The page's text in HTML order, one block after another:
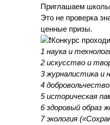
Приглашаем
Это не проверка
ценные призы.
Конкурс
1 наука и
2 искусство и
3 журналистика и
4
5 историческая
6 здоровый образ
7 экология